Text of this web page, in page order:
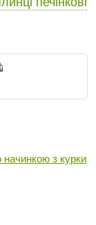
начинкою з курки